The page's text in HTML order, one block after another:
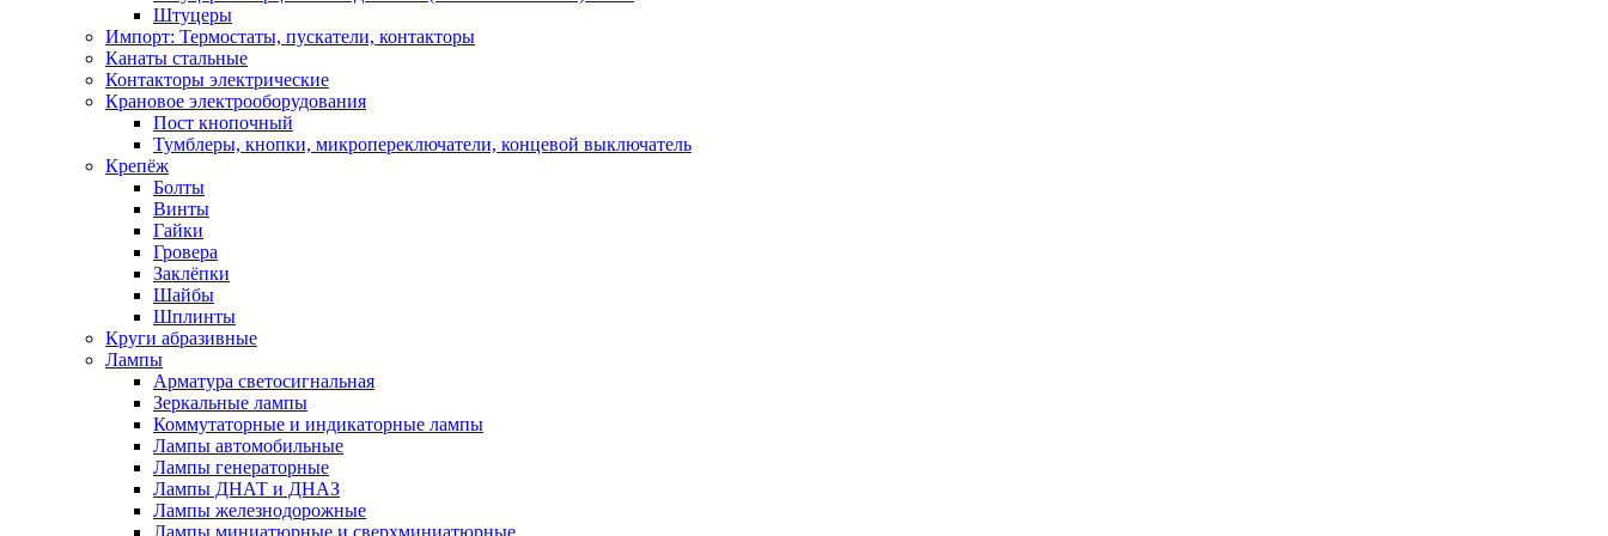
Штуцеры
Импорт: Термостаты, пускатели, контакторы
Канаты стальные
Контакторы электрические
Крановое электрооборудования
Пост кнопочный
Тумблеры, кнопки, микропереключатели, концевой выключатель
Крепёж
Болты
Винты
Гайки
Гровера
Заклёпки
Шайбы
Шплинты
Круги абразивные
Лампы
Арматура светосигнальная
Зеркальные лампы
Коммутаторные и индикаторные лампы
Лампы автомобильные
Лампы генераторные
Лампы ДНАТ и ДНАЗ
Лампы железнодорожные
Лампы миниатюрные и сверхминиатюрные